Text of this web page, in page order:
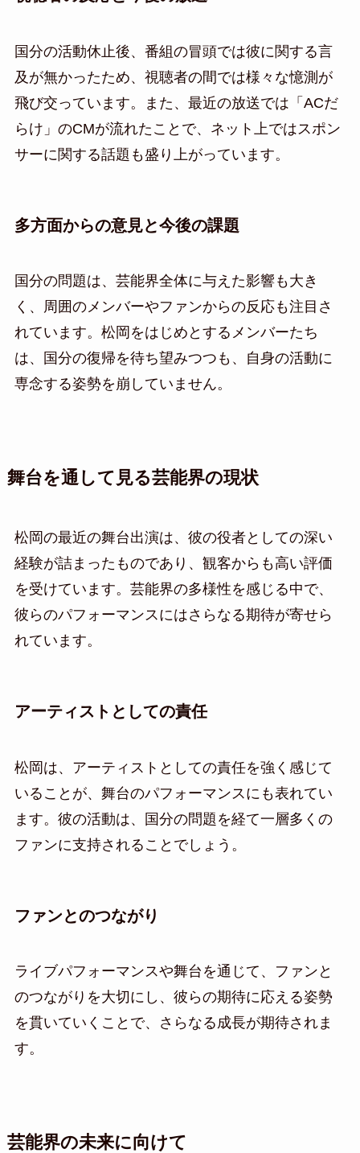
国分の活動休止後、番組の冒頭では彼に関する言
及が無かったため、視聴者の間では様々な憶測が
飛び交っています。また、最近の放送では「ACだ
らけ」のCMが流れたことで、ネット上ではスポン
サーに関する話題も盛り上がっています。
多方面からの意見と今後の課題
国分の問題は、芸能界全体に与えた影響も大き
く、周囲のメンバーやファンからの反応も注目さ
れています。松岡をはじめとするメンバーたち
は、国分の復帰を待ち望みつつも、自身の活動に
専念する姿勢を崩していません。
舞台を通して見る芸能界の現状
松岡の最近の舞台出演は、彼の役者としての深い
経験が詰まったものであり、観客からも高い評価
を受けています。芸能界の多様性を感じる中で、
彼らのパフォーマンスにはさらなる期待が寄せら
れています。
アーティストとしての責任
松岡は、アーティストとしての責任を強く感じて
いることが、舞台のパフォーマンスにも表れてい
ます。彼の活動は、国分の問題を経て一層多くの
ファンに支持されることでしょう。
ファンとのつながり
ライブパフォーマンスや舞台を通じて、ファンと
のつながりを大切にし、彼らの期待に応える姿勢
を貫いていくことで、さらなる成長が期待されま
す。
芸能界の未来に向けて